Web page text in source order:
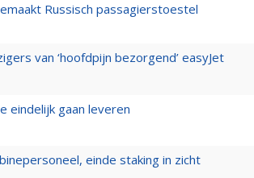
Russisch passagierstoestel
van ‘hoofdpijn bezorgend’ easyJet
eindelijk gaan leveren
einde staking in zicht